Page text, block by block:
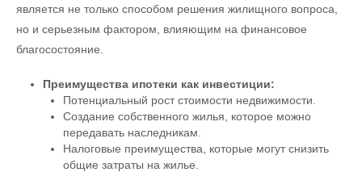
является не только способом решения жилищного вопроса,
но и серьезным фактором, влияющим на финансовое
благосостояние.
Преимущества ипотеки как инвестиции:
Потенциальный рост стоимости недвижимости.
Создание собственного жилья, которое можно
передавать наследникам.
Налоговые преимущества, которые могут снизить
общие затраты на жилье.